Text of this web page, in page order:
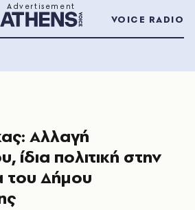
VOICE RADIO
Αλλαγή
ίδια πολιτική στην
του Δήμου